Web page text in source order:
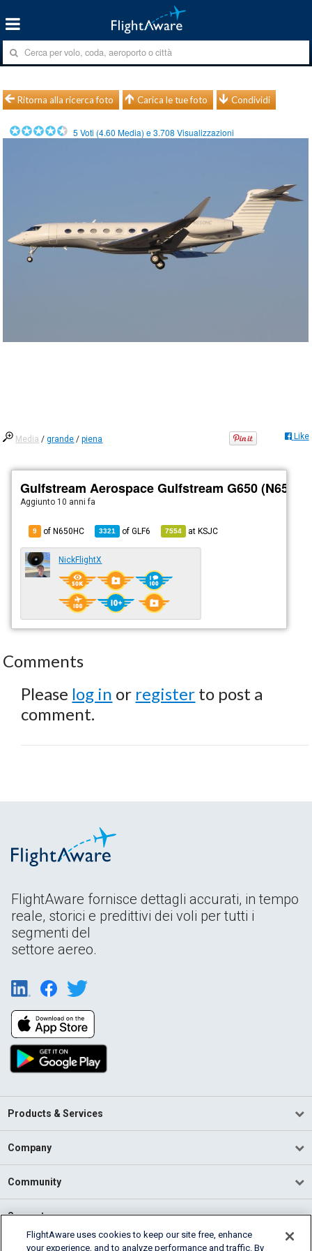
Ritorna alla ricerca foto Carica le tue foto Condividi
5 Voti (4.60 Media) e3.708 Visualizzazioni
Media /grande /piena Like
Gulfstream Aerospace Gulfstream G650
Aggiunto 10 anni fa
9 of N650HC 3321 ofGLF6 7554 atKSJC
NickFlightX
Comments
Please log in or register to post a
comment.
FlightAware fornisce dettagli accurati, in tempo
reale, storici e predittivi dei voli per tutti i
segmenti del
settore aereo.
Products & Services
Company
Community
Support
FlightAware uses cookies to keep our site free, enhance
your experience, and to analyze performance and traffic. By